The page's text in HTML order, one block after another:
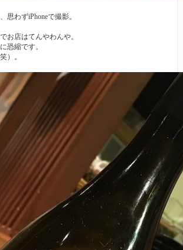
わずiPhoneで撮影。
お店はてんやわんや。
恐縮です。
）。